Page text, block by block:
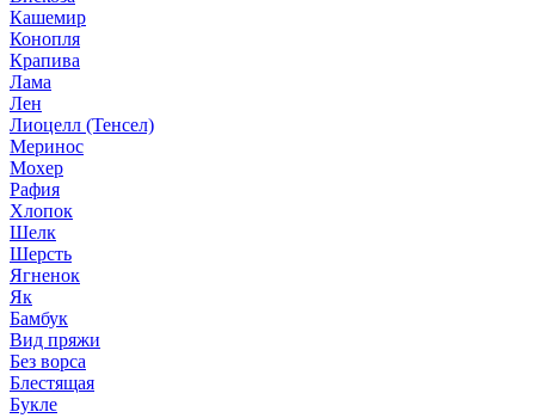
Кашемир
Конопля
Крапива
Лама
Лен
Лиоцелл (Тенсел)
Меринос
Мохер
Рафия
Хлопок
Шелк
Шерсть
Ягненок
Як
Бамбук
Вид пряжи
Без ворса
Блестящая
Букле